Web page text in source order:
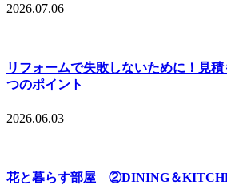
2026.07.06
リフォームで失敗しないために！見
つのポイント
2026.06.03
花と暮らす部屋 ②DINING＆